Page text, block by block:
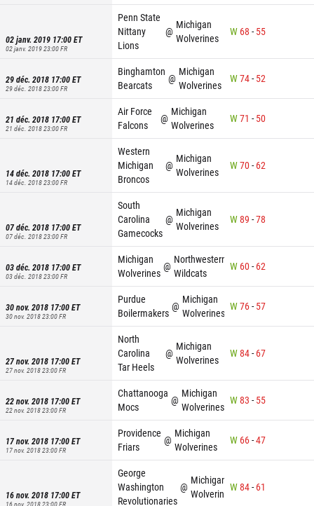
02 janv. 2019 17:00ET
02 janv. 2019 23:00FR
Penn State
Nittany
Lions
@
Michigan
Wolverines
W 68 - 55
29 déc. 2018 17:00ET
29 déc. 2018 23:00FR
Binghamton
Bearcats
@
Michigan
Wolverines
W74- 52
21 déc. 2018 17:00ET
21 déc. 2018 23:00FR
Air Force
Falcons
@
Michigan
Wolverines
W71 - 50
14 déc. 2018 17:00ET
14 déc. 2018 23:00FR
Western
Michigan
Broncos
@
Michigan
Wolverines
W70- 62
07 déc. 2018 17:00ET
07 déc. 2018 23:00FR
South
Carolina
Gamecocks
@
Michigan
Wolverines
W89 -78
03 déc. 2018 17:00ET
03 déc. 2018 23:00FR
Michigan
Wolverines
@
Northwestern
Wildcats
W 60- 62
30 nov. 2018 17:00ET
30 nov. 2018 23:00FR
Purdue
Boilermakers
@
Michigan
Wolverines
W76- 57
27 nov. 2018 17:00ET
27 nov. 2018 23:00FR
North
Carolina
Tar Heels
@
Michigan
Wolverines
W84- 67
22 nov. 2018 17:00ET
22 nov. 2018 23:00FR
Chattanooga
Mocs
@
Michigan
Wolverines
W83 - 55
17 nov. 2018 17:00ET
17 nov. 2018 23:00FR
Providence
Friars
@
Michigan
Wolverines
W 66-47
16 nov. 2018 17:00ET
George
Washington
Revolutionaries
@
Michigan
Wolverines
W84- 61